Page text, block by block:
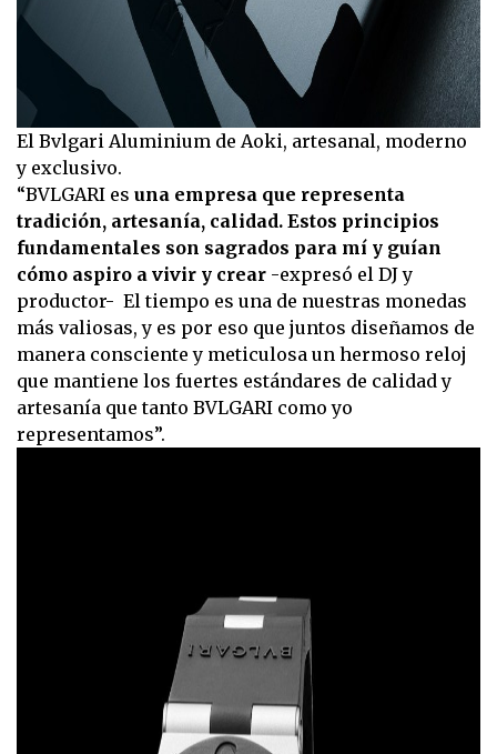
El Bvlgari Aluminium de Aoki, artesanal, moderno
y exclusivo.
“BVLGARI es una empresa que representa
tradición, artesanía, calidad. Estos principios
fundamentales son sagrados para mí y guían
cómo aspiro a vivir y crear -expresó el DJ y
productor- El tiempo es una de nuestras monedas
más valiosas, y es por eso que juntos diseñamos de
manera consciente y meticulosa un hermoso reloj
que mantiene los fuertes estándares de calidad y
artesanía que tanto BVLGARI como yo
representamos”.